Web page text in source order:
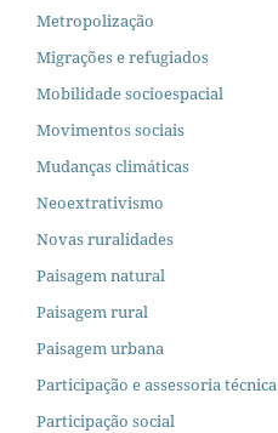
Metropolização
Migrações e refugiados
Mobilidade socioespacial
Movimentos sociais
Mudanças climáticas
Neoextrativismo
Novas ruralidades
Paisagem natural
Paisagem rural
Paisagem urbana
Participação e assessoria técnica
Participação social